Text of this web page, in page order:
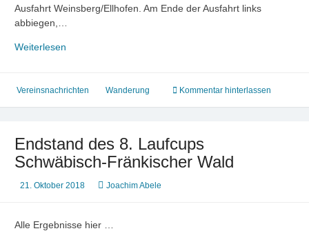
Ausfahrt Weinsberg/Ellhofen. Am Ende der Ausfahrt links
abbiegen,…
Weiterlesen
Vereinsnachrichten Wanderung Kommentar hinterlassen
Endstand des 8. Laufcups
Schwäbisch-Fränkischer Wald
21. Oktober 2018 Joachim Abele
Alle Ergebnisse hier …